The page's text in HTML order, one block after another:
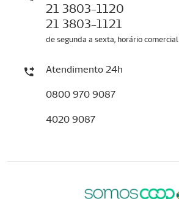
21 3803-1120
21 3803-1121
de segunda a sexta, horário comercial
Atendimento 24h
0800 970 9087
4020 9087